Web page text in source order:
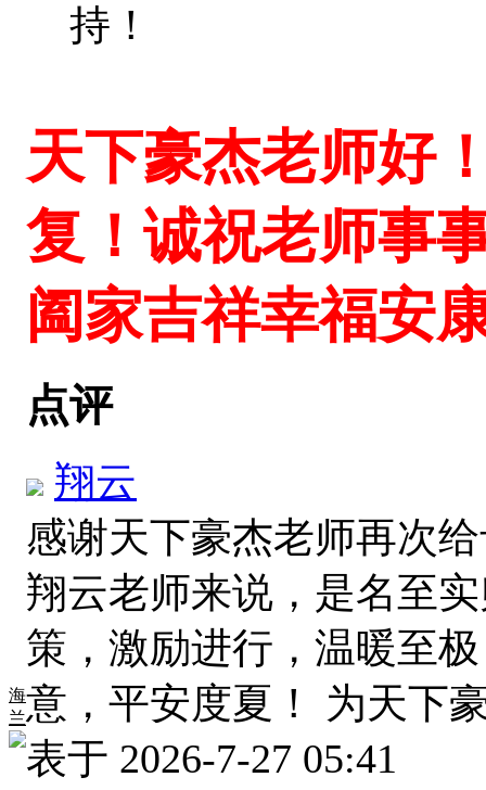
海
兰
持！
天下豪杰老师好
复！诚祝老师事
阖家吉祥幸福安
点评
翔云
感谢天下豪杰老师再次
翔云老师来说，是名至
策，激励进行，温暖至
意，平安度夏！ 为天下
表于 2026-7-27 05:41